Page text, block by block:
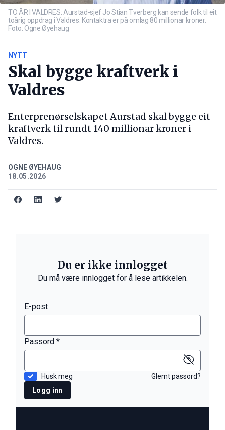
TO ÅR I VALDRES: Aurstad-sjef Jo Stian Tverberg kan sende folk til eit
toårig oppdrag i Valdres. Kontaktra er på omlag 80 millionar kroner.
Foto: Ogne Øyehaug
NYTT
Skal bygge kraftverk i
Valdres
Enterprenørselskapet Aurstad skal bygge eit
kraftverk til rundt 140 millionar kroner i
Valdres.
OGNE ØYEHAUG
18.05.2026
Du er ikke innlogget
Du må være innlogget for å lese artikkelen.
E-post
Passord *
Husk meg
Glemt passord?
Logg inn